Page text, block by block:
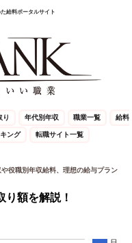
給料ポータルサイト
り 年代別年収 職業一覧 給料
ング 転職サイト一覧
役職別年収給料、理想の給与プラン
り額を解説！